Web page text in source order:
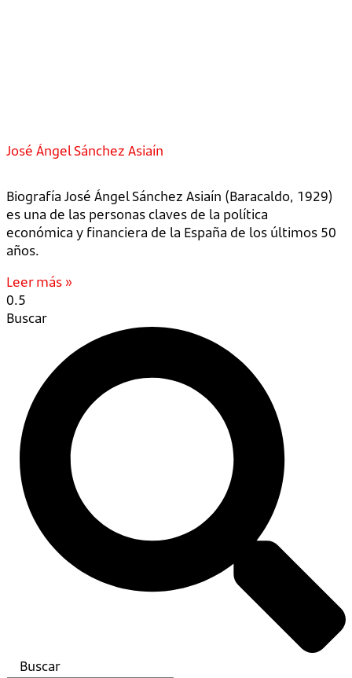
José Ángel Sánchez Asiaín
Biografía José Ángel Sánchez Asiaín (Baracaldo, 1929)
es una de las personas claves de la política
económica y financiera de la España de los últimos 50
años.
Leer más »
Buscar
Buscar